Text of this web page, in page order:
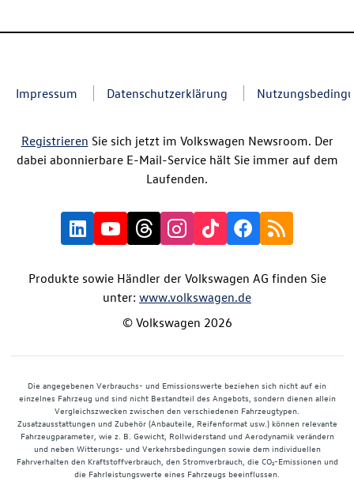
Impressum Datenschutzerklärung
Registrieren Sie sich jetzt im Volkswagen Newsroom. Der
dabei abonnierbare E-Mail-Service hält Sie immer auf dem
Laufenden.
Produkte sowie Händler der Volkswagen AG finden Sie
unter: www.volkswagen.de
© Volkswagen 2026
Die angegebenen Verbrauchs- und Emissionswerte beziehen sich nicht auf ein
einzelnes Fahrzeug und sind nicht Bestandteil des Angebots, sondern dienen allein
Vergleichszwecken zwischen den verschiedenen Fahrzeugtypen.
Zusatzausstattungen und Zubehör (Anbauteile, Reifenformat usw.) können relevante
Fahrzeugparameter, wie z. B. Gewicht, Rollwiderstand und Aerodynamik verändern
und neben Witterungs- und Verkehrsbedingungen sowie dem individuellen
Fahrverhalten den Kraftstoffverbrauch, den Stromverbrauch, die CO₂-Emissionen und
die Fahrleistungswerte eines Fahrzeugs beeinflussen.